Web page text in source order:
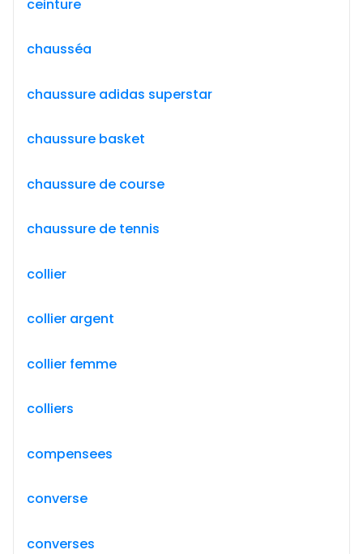
ceinture
chausséa
chaussure adidas superstar
chaussure basket
chaussure de course
chaussure de tennis
collier
collier argent
collier femme
colliers
compensees
converse
converses